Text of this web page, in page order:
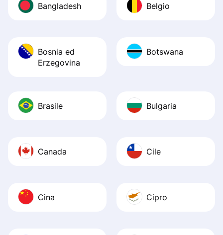
Bangladesh Belgio
Bosnia ed
Erzegovina
Botswana
Brasile Bulgaria
Canada Cile
Cina Cipro